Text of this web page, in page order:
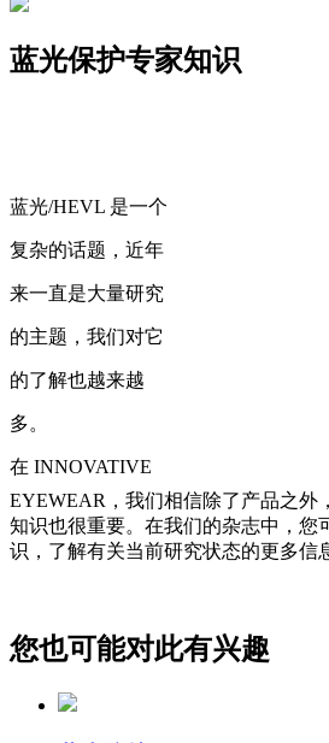
蓝光保护专家知识
蓝光/HEVL 是一个
复杂的话题，近年
来一直是大量研究
的主题，我们对它
的了解也越来越
多。
在 INNOVATIVE
EYEWEAR ，我们相信除了产品之
知识也很重要。在我们的杂志中，您
识，了解有关当前研究状态的更多信
您也可能对此有兴趣